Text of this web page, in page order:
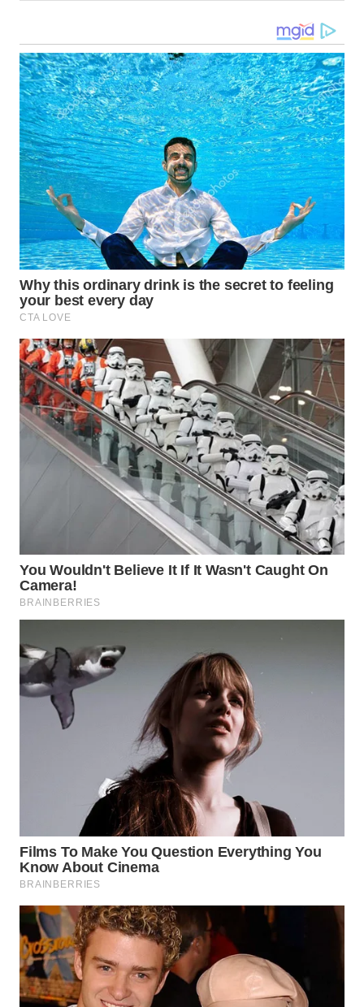
DEPOK
WN
TAPANULI
UTARA
WN
SAMOSIR
WN
PADANG
LAWAS
WN
SUMEDANG
WN
CIANJUR
WN
KEPULAUAN
SERIBU
WN
BINJAI
WN
WN
INDRAMAYU
MAJALENGKA
WN
SUBANG
WN
SUKABUMI
WN
PURWAKARTA